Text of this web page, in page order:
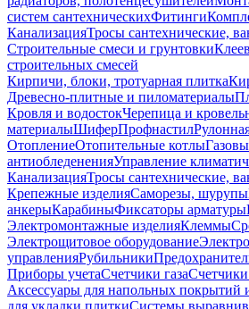
систем сантехническихФитинги
КанализацияТросы сантехнические,
Строительные смеси и грунтовки
строительных смесей
Кирпичи, блоки, тротуарная плитка
Древесно-плитные и пиломатериалы
Кровля и водостокЧерепица и
материалыШиферПрофнастил
ОтоплениеОтопительные котлы
антиобледененияУправление
КанализацияТросы сантехнические,
Крепежные изделияСаморезы, шурупы
анкерыКарабиныФиксаторы арматуры
Электромонтажные изделияКлеммы
Электрощитовое оборудование
управленияРубильники
Приборы учетаСчетчики газаСчетчики
Аксессуары для напольных покрытий
для укладки плиткиСистемы